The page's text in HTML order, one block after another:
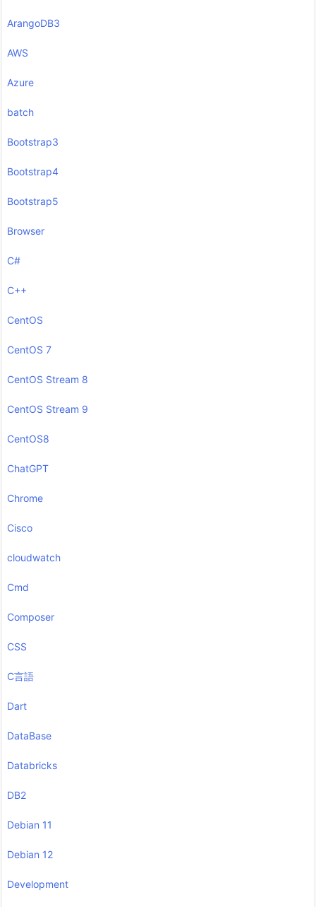
ArangoDB3
AWS
Azure
batch
Bootstrap3
Bootstrap4
Bootstrap5
Browser
C#
C++
CentOS
CentOS 7
CentOS Stream 8
CentOS Stream 9
CentOS8
ChatGPT
Chrome
Cisco
cloudwatch
Cmd
Composer
CSS
C言語
Dart
DataBase
Databricks
DB2
Debian 11
Debian 12
Development